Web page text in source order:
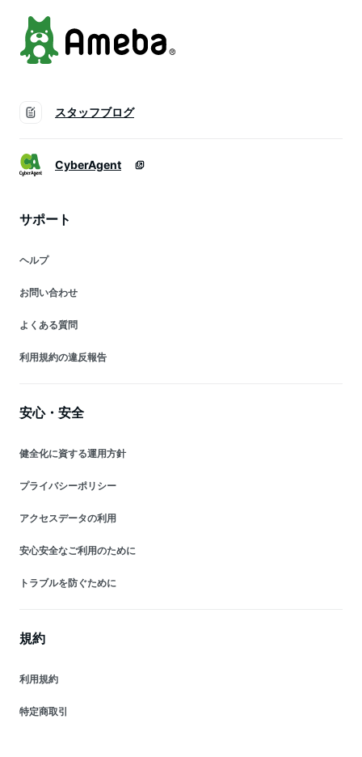
スタッフブログ
CyberAgent
サポート
ヘルプ
お問い合わせ
よくある質問
利用規約の違反報告
安心・安全
健全化に資する運用方針
プライバシーポリシー
アクセスデータの利用
安心安全なご利用のために
トラブルを防ぐために
規約
利用規約
特定商取引